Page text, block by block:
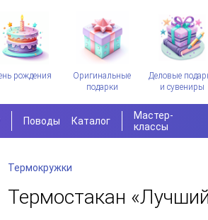
рождения
Оригинальные
подарки
Деловые
и сувениры
Поводы Каталог
Мастер-
классы
Термокружки
Термостакан